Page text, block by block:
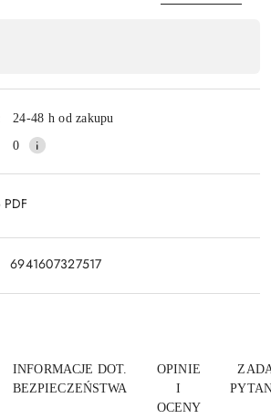
24-48 h od zakupu
0
6941607327517
INFORMACJE DOT.
BEZPIECZEŃSTWA
OPINIE
I
OCENY